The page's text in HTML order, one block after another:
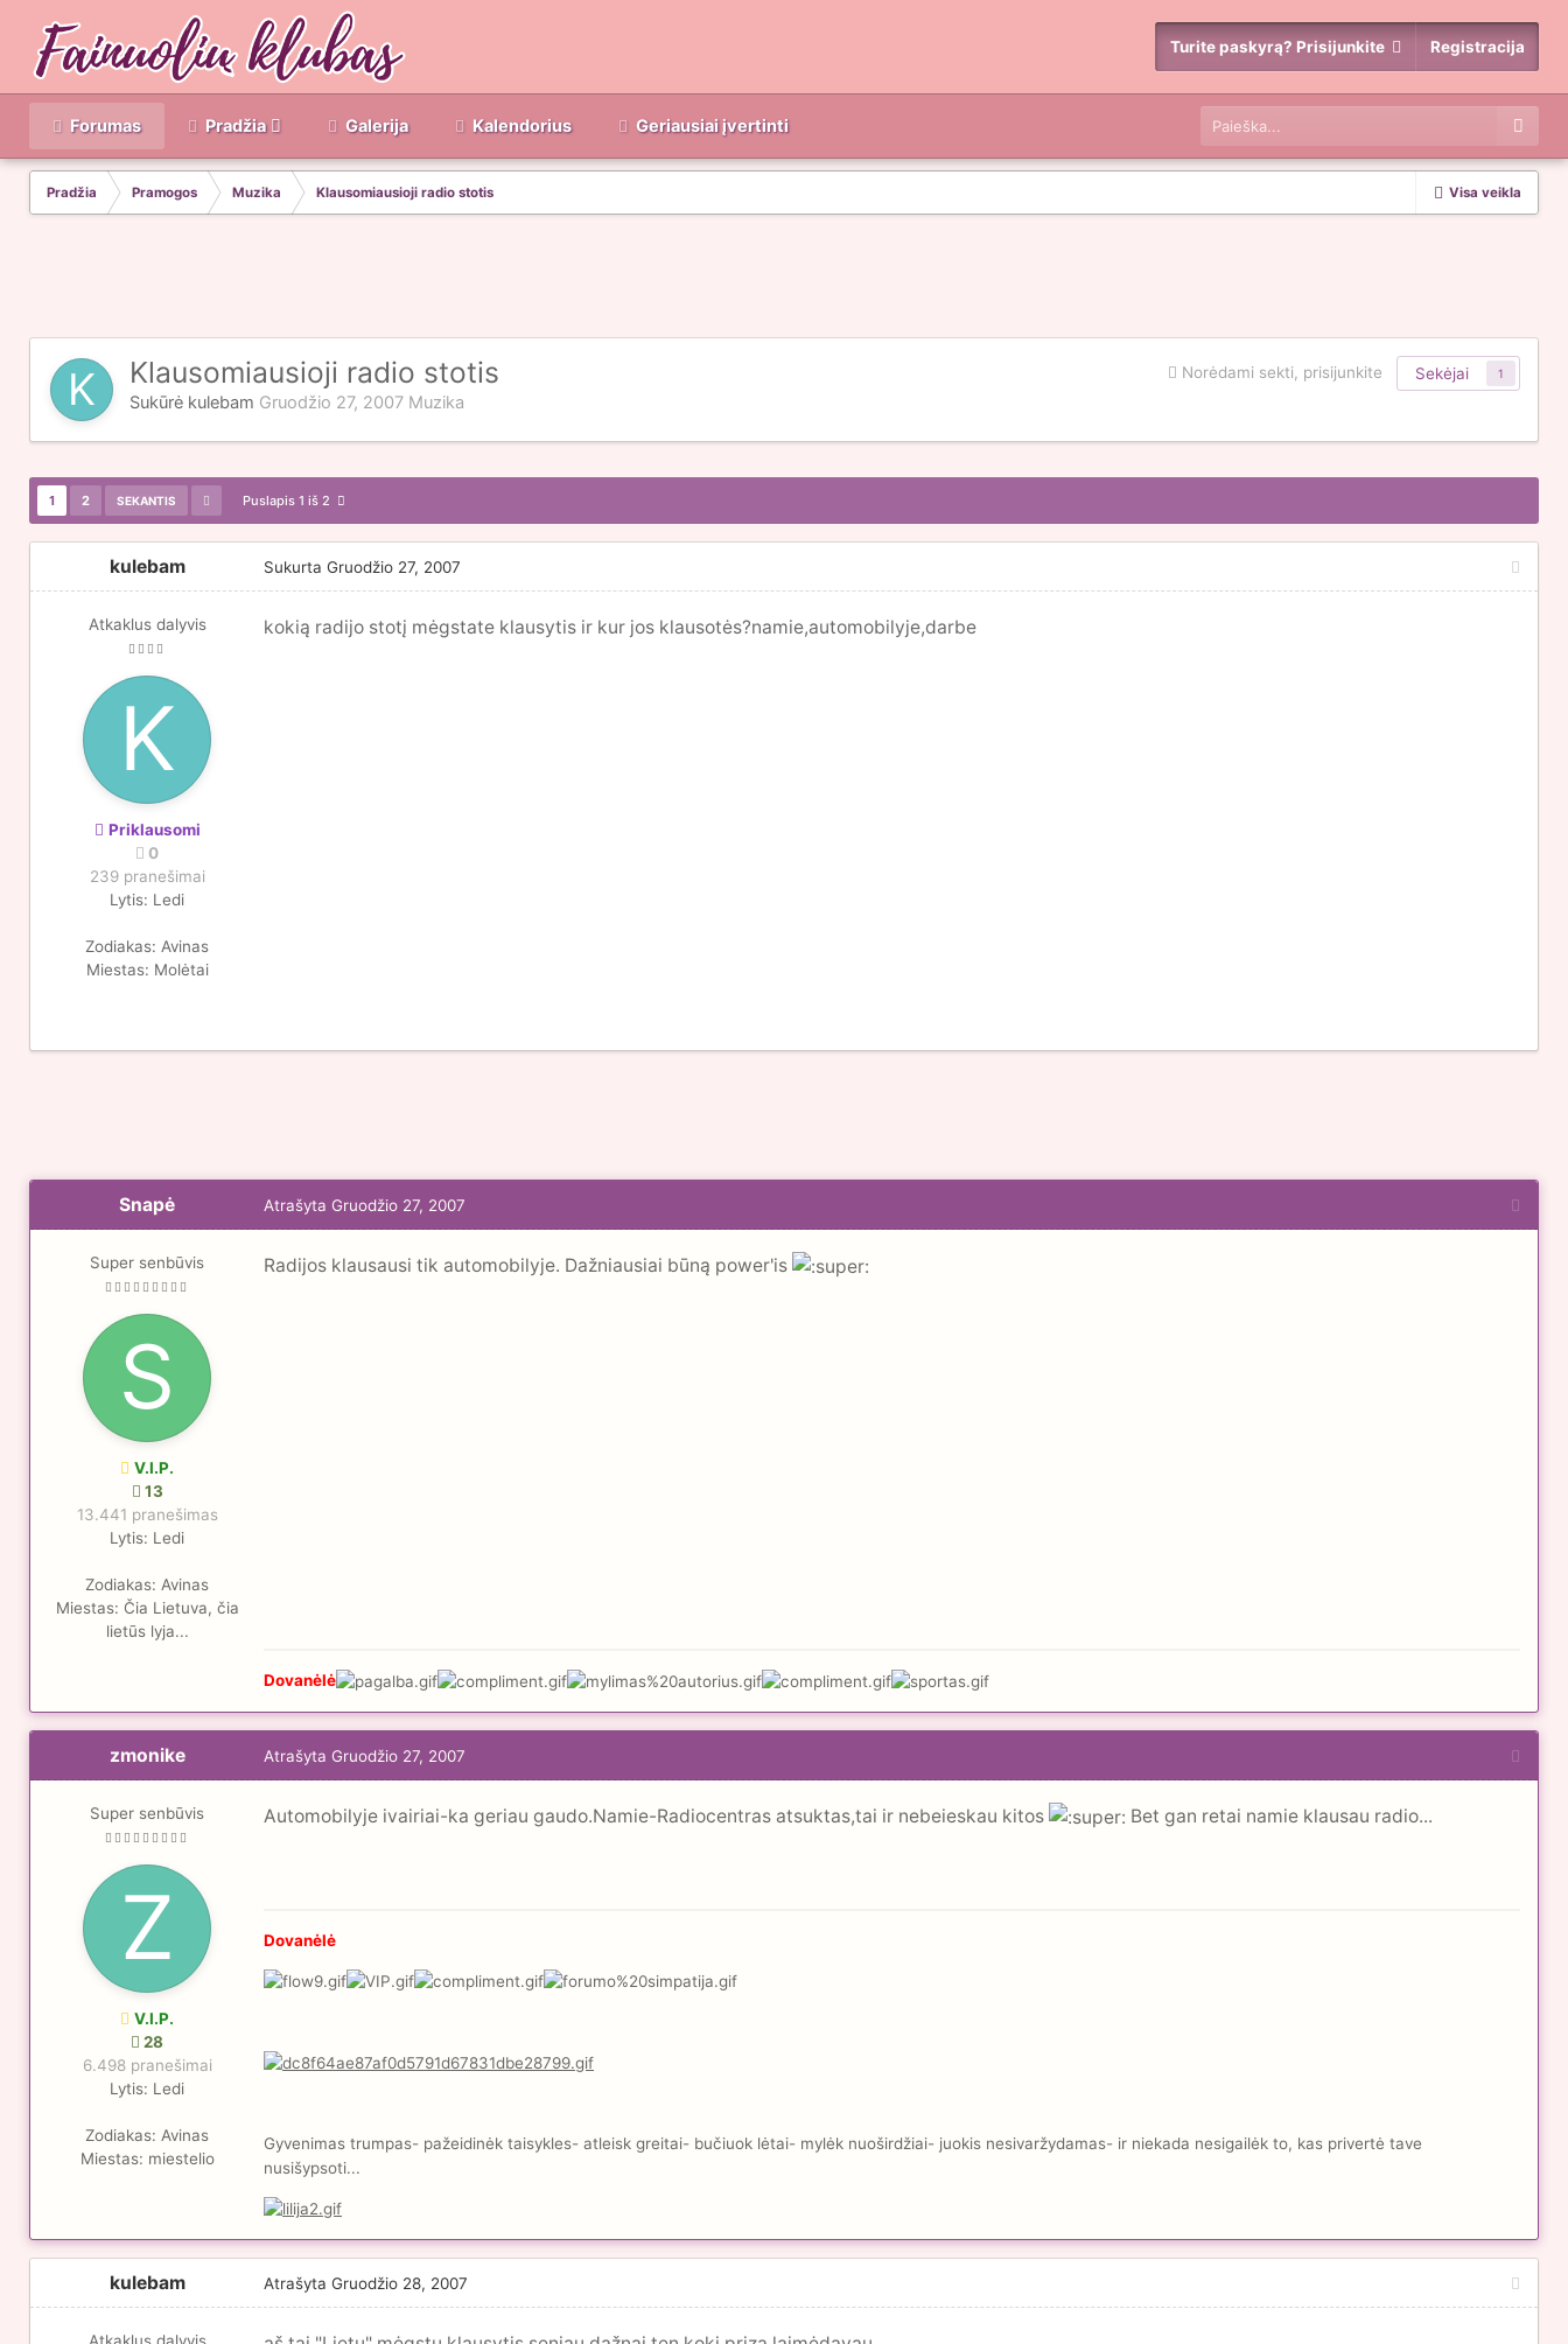
Turite paskyrą? Prisijunkite Registracija
Forumas Pradžia Galerija Kalendorius Geriausiai įvertinti
Visa veikla
Pradžia Pramogos Muzika Klausomiausioji radio stotis
Norėdami sekti, prisijunkite Sekėjai 1
Klausomiausioji radio stotis
Sukūrė kulebam Gruodžio 27, 2007 Muzika
1 2 SEKANTIS Puslapis 1 iš 2
kulebam
Atkaklus dalyvis
Priklausomi
0
239 pranešimai
Lytis: Ledi
Zodiakas: Avinas
Miestas: Molėtai
Sukurta Gruodžio 27, 2007
kokią radijo stotį mėgstate klausytis ir kur jos klausotės?namie,automobilyje,darbe
Snapė
Super senbūvis
V.I.P.
13
13.441 pranešimas
Lytis: Ledi
Zodiakas: Avinas
Miestas: Čia Lietuva, čia
lietūs lyja...
Atrašyta Gruodžio 27, 2007
Radijos klausausi tik automobilyje. Dažniausiai būną power'is
Dovanėlė
zmonike
Super senbūvis
V.I.P.
28
6.498 pranešimai
Lytis: Ledi
Zodiakas: Avinas
Miestas: miestelio
Atrašyta Gruodžio 27, 2007
Automobilyje ivairiai-ka geriau gaudo.Namie-Radiocentras atsuktas,tai ir nebeieskau kitos Bet gan retai namie klausau radio...
Dovanėlė
Gyvenimas trumpas- pažeidinėk taisykles- atleisk greitai- bučiuok lėtai- mylėk nuoširdžiai- juokis nesivaržydamas- ir niekada nesigailėk to, kas privertė tave
nusišypsoti...
kulebam Atrašyta Gruodžio 28, 2007